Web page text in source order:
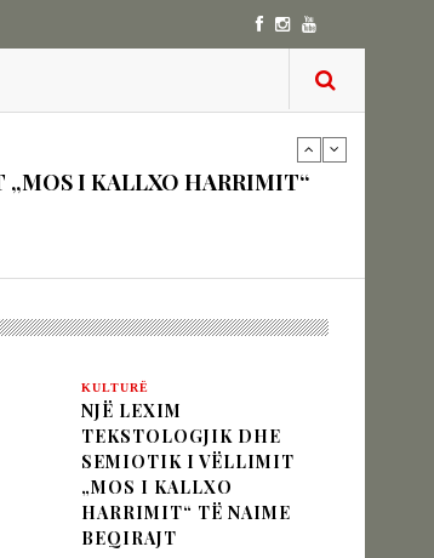
INXHINIERISË SË
I KALLXO HARRIMIT“
E BALLKANIT
KULTURË
NJË LEXIM
TEKSTOLOGJIK DHE
SEMIOTIK I VËLLIMIT
„MOS I KALLXO
HARRIMIT“ TË NAIME
BEQIRAJT